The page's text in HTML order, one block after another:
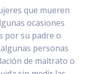
que mueren
ocasiones
por su padre o
personas
de maltrato o